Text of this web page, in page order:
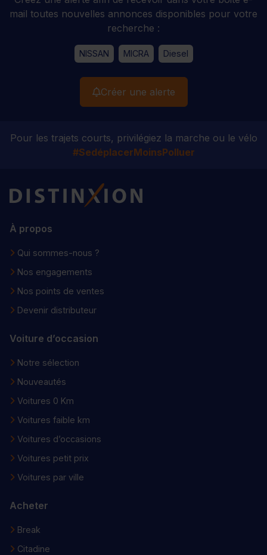
mail toutes nouvelles annonces disponibles pour votre
recherche :
NISSAN MICRA Diesel
Créer une alerte
Pour les trajets courts, privilégiez la marche ou le vélo
#SedéplacerMoinsPolluer
Distinxion
À propos
Qui sommes-nous ?
Nos engagements
Nos points de ventes
Devenir distributeur
Voiture d’occasion
Notre sélection
Nouveautés
Voitures 0 Km
Voitures faible km
Voitures d’occasions
Voitures petit prix
Voitures par ville
Acheter
Break
Citadine